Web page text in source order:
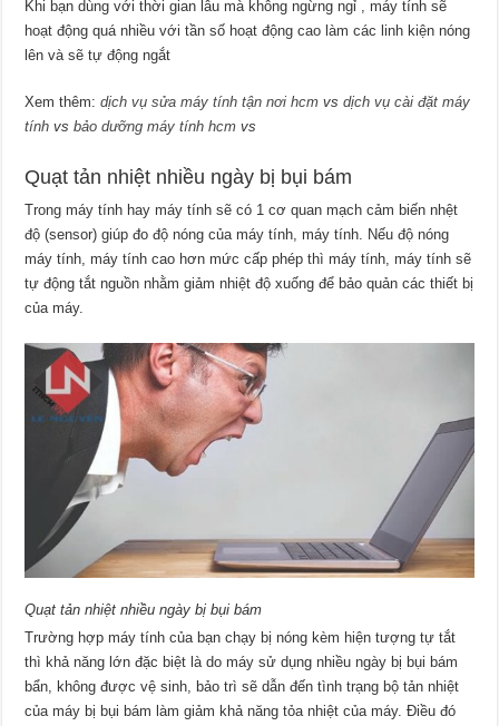
Khi bạn dùng với thời gian lâu mà không ngừng ngỉ , máy tính sẽ
hoạt động quá nhiều với tần số hoạt động cao làm các linh kiện nóng
lên và sẽ tự động ngắt
Xem thêm:dịch vụ sửa máy tính tận nơi hcm vsdịch vụ cài đặt máy
tính vsbảo dưỡng máy tính hcm vs
Quạt tản nhiệt nhiều ngày bị bụi bám
Trong máy tính hay máy tính sẽ có 1 cơ quan mạch cảm biến nhệt
độ (sensor) giúp đo độ nóng của máy tính, máy tính. Nếu độ nóng
máy tính, máy tính cao hơn mức cấp phép thì máy tính, máy tính sẽ
tự động tắt nguồn nhằm giảm nhiệt độ xuống để bảo quản các thiết bị
của máy.
Quạt tản nhiệt nhiều ngày bị bụi bám
Trường hợp máy tính của bạn chạy bị nóng kèm hiện tượng tự tắt
thì khả năng lớn đặc biệt là do máy sử dụng nhiều ngày bị bụi bám
bẩn, không được vệ sinh, bảo trì sẽ dẫn đến tình trạng bộ tản nhiệt
của máy bị bụi bám làm giảm khả năng tỏa nhiệt của máy. Điều đó